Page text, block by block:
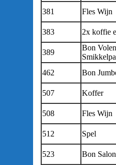
381
Fles Wijn
383
2x koffie
389
Bon
462
Bon
507
Koffer
508 Fles Wijn
512
Spel
523
Bon